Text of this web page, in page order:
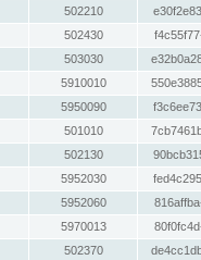
502210
502430
503030
5910010
5950090
501010
502130
5952030
5952060
5970013
502370